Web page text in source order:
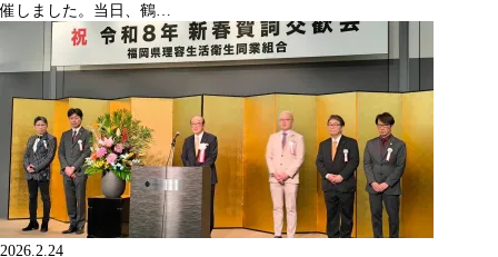
催しました。当日、鶴…
2026.2.24